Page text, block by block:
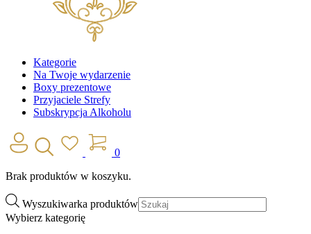
Kategorie
Na Twoje wydarzenie
Boxy prezentowe
Przyjaciele Strefy
Subskrypcja Alkoholu
0
Brak produktów w koszyku.
Wyszukiwarka produktów
Wybierz kategorię